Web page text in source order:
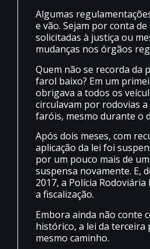
Algumas
e vão. Sejam por conta
solicitadas à justiça ou
mudanças nos órgãos
Quem não se recorda da
farol baixo? Em um
obrigava a todos os
circulavam por rodovias a
faróis, mesmo durante o
Após dois meses, com
aplicação da lei foi
por um pouco mais de
suspensa novamente. E,
2017, a Polícia
a fiscalização.
Embora ainda não conte
histórico, a lei da terceira
mesmo caminho.